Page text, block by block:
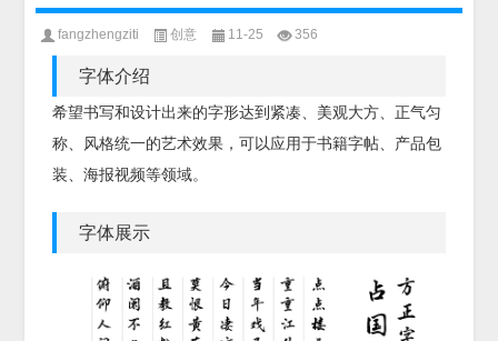
fangzhengziti 创意 11-25 356
字体介绍
希望书写和设计出来的字形达到紧凑、美观大方、正气匀
称、风格统一的艺术效果，可以应用于书籍字帖、产品包
装、海报视频等领域。
字体展示